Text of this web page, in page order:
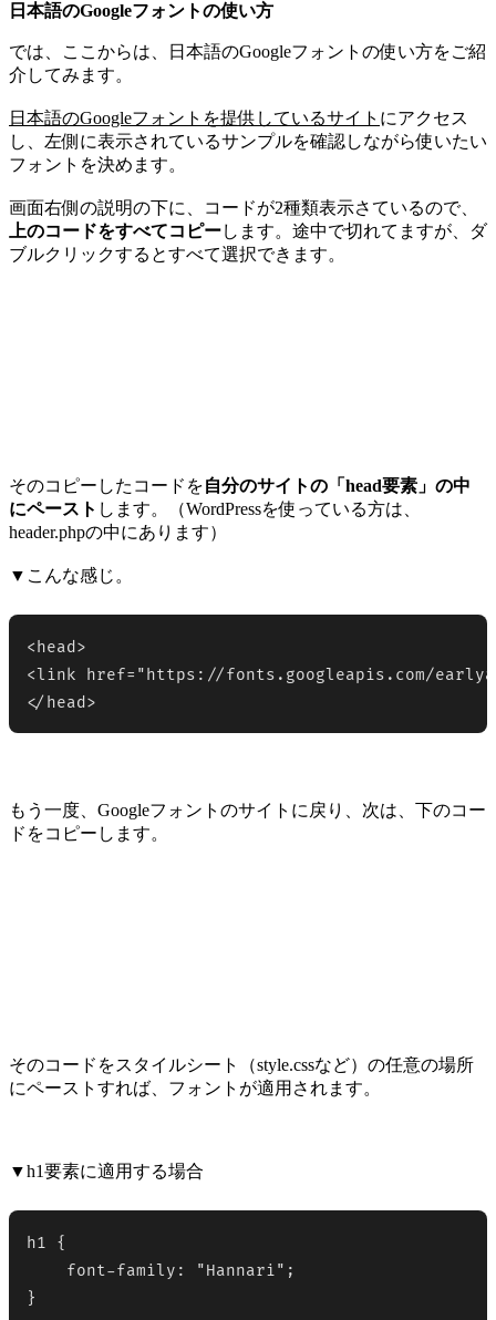
日本語のGoogleフォントの使い方
では、ここからは、日本語のGoogleフォントの使い方をご紹
介してみます。
日本語のGoogleフォントを提供しているサイト にアクセス
し、左側に表示されているサンプルを確認しながら使いたい
フォントを決めます。
画面右側の説明の下に、コードが2種類表示さているので、
上のコードをすべてコピーします。途中で切れてますが、ダ
ブルクリックするとすべて選択できます。
そのコピーしたコードを自分のサイトの「head要素」の中
にペースト します。（WordPressを使っている方は、
header.phpの中にあります）
▼こんな感じ。
<head>
<link href="https://fonts.googleapis.com/
</head>
もう一度、Googleフォントのサイトに戻り、次は、下のコー
ドをコピーします。
そのコードをスタイルシート（style.cssなど）の任意の場所
にペーストすれば、フォントが適用されます。
▼h1要素に適用する場合
h1 {
    font-family: "Hannari";
}